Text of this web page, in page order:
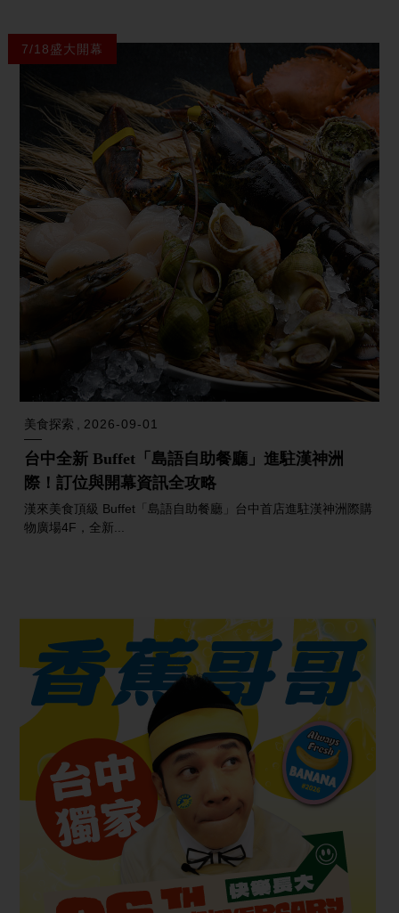
7/18盛大開幕
美食探索 2026-09-01
台中全新 Buffet「島語自助餐廳」進駐漢神洲
際！訂位與開幕資訊全攻略
漢來美食頂級 Buffet「島語自助餐廳」台中首店進駐漢神洲際購
物廣場4F，全新...